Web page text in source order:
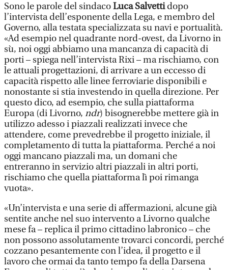
Sono le parole del sindacoLuca Salvettidopo
l’intervista dell’esponente della Lega, e membro del
Governo, alla testata specializzata su navi e portualità.
«Ad esempio nel quadrante nord-ovest, da Livorno in
sù, noi oggi abbiamo una mancanza di capacità di
porti – spiega nell’intervista Rixi – ma rischiamo, con
le attuali progettazioni, di arrivare a un eccesso di
capacità rispetto alle linee ferroviarie disponibili e
nonostante si stia investendo in quella direzione. Per
questo dico, ad esempio, che sulla piattaforma
Europa (di Livorno, ndr) bisognerebbe mettere già in
utilizzo adesso i piazzali realizzati invece che
attendere, come prevedrebbe il progetto iniziale, il
completamento di tutta la piattaforma. Perché a noi
oggi mancano piazzali ma, un domani che
entreranno in servizio altri piazzali in altri porti,
rischiamo che quella piattaforma lì poi rimanga
vuota».
«Un’intervista e una serie di affermazioni, alcune già
sentite anche nel suo intervento a Livorno qualche
mese fa – replica il primo cittadino labronico – che
non possono assolutamente trovarci concordi, perché
cozzano pesantemente con l’idea, il progetto e il
lavoro che ormai da tanto tempo fa della Darsena